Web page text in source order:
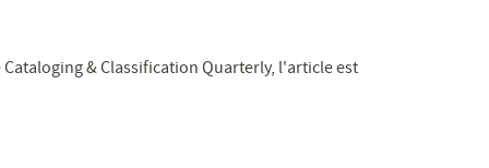
& Classification Quarterly, l'article est